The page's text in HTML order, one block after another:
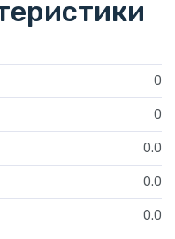
0
0
0.0
0.0
0.0